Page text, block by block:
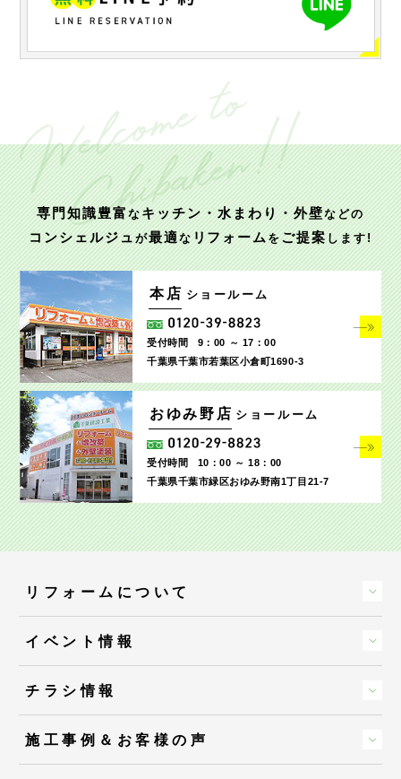
専門知識豊富なキッチン・水まわり・外壁などの
コンシェルジュが最適なリフォームをご提案します!
本店 ショールーム
受付時間
9：00 ～ 17：00
千葉県千葉市若葉区小倉町1690‐3
おゆみ野店 ショールーム
受付時間
10：00 ～ 18：00
千葉県千葉市緑区おゆみ野南1丁目21-7
リフォームについて
イベント情報
チラシ情報
施工事例＆お客様の声